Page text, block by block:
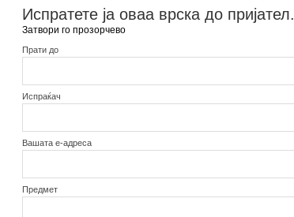
Испратете ја оваа врска до пријател.
Затвори го прозорчево
Прати до
Испраќач
Вашата е-адреса
Предмет